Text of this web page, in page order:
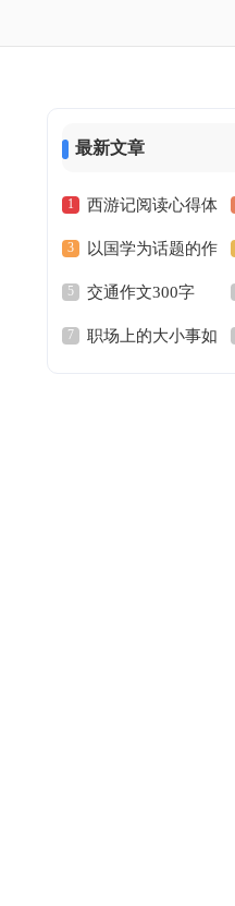
最新文章
西游记阅读心得体
会 以国学为话题的作
文 交通作文300字
职场上的大小事如